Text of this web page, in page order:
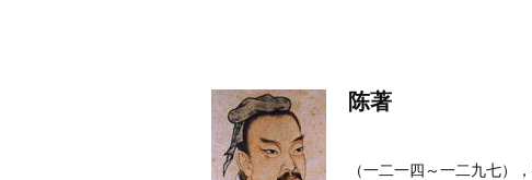
陈著
（一二一四～一二九七）